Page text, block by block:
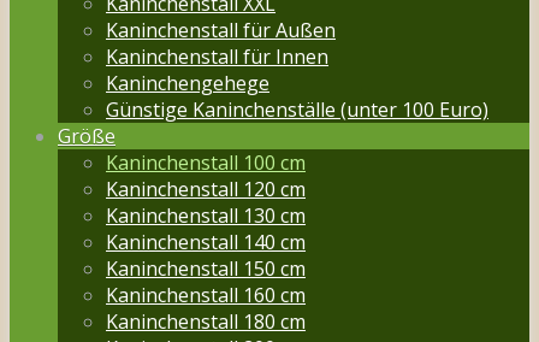
Kaninchenstall für Außen
Kaninchenstall für Innen
Kaninchengehege
Günstige Kaninchenställe (unter 100 Euro)
Größe
Kaninchenstall 100 cm
Kaninchenstall 120 cm
Kaninchenstall 130 cm
Kaninchenstall 140 cm
Kaninchenstall 150 cm
Kaninchenstall 160 cm
Kaninchenstall 180 cm